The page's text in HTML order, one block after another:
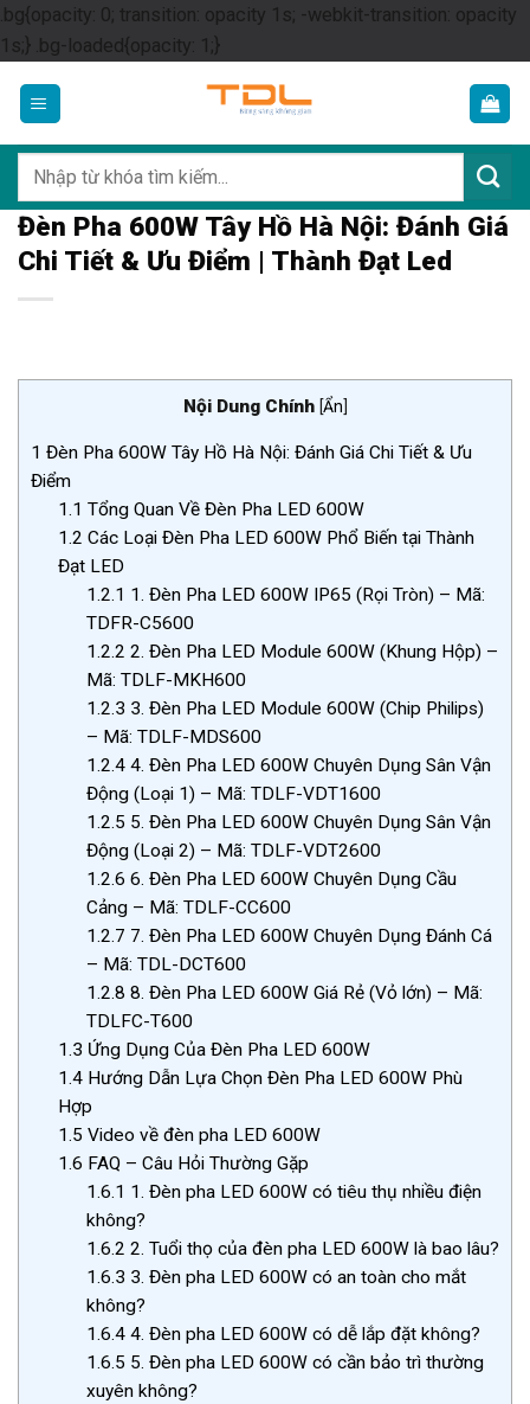
.bg{opacity: 0; transition: opacity 1s; -webkit-transition: opacity
1s;} .bg-loaded{opacity: 1;}Skip
content
kiếm:
Đèn Pha 600W Tây Hồ Hà Nội: Đánh Giá
Chi Tiết & Ưu Điểm | Thành Đạt Led
Nội Dung Chính [Ẩn]
1 Đèn Pha 600W Tây Hồ Hà Nội: Đánh Giá Chi Tiết & Ưu
Điểm
1.1 Tổng Quan Về Đèn Pha LED 600W
1.2 Các Loại Đèn Pha LED 600W Phổ Biến tại Thành
Đạt LED
1.2.1 1. Đèn Pha LED 600W IP65 (Rọi Tròn) – Mã:
TDFR-C5600
1.2.2 2. Đèn Pha LED Module 600W (Khung Hộp) –
Mã: TDLF-MKH600
1.2.3 3. Đèn Pha LED Module 600W (Chip Philips)
– Mã: TDLF-MDS600
1.2.44. Đèn Pha LED 600W Chuyên Dụng Sân Vận
Động (Loại 1) – Mã: TDLF-VDT1600
1.2.5 5. Đèn Pha LED 600W Chuyên Dụng Sân Vận
Động (Loại 2) – Mã: TDLF-VDT2600
1.2.6 6. Đèn Pha LED 600W Chuyên Dụng Cầu
Cảng – Mã: TDLF-CC600
1.2.7 7. Đèn Pha LED 600W Chuyên Dụng Đánh Cá
– Mã: TDL-DCT600
1.2.8 8. Đèn Pha LED 600W Giá Rẻ (Vỏ lớn) – Mã:
TDLFC-T600
1.3 Ứng Dụng Của Đèn Pha LED 600W
1.4 Hướng Dẫn Lựa Chọn Đèn Pha LED 600W Phù
Hợp
1.5 Video về đèn pha LED 600W
1.6 FAQ – Câu Hỏi Thường Gặp
1.6.1 1. Đèn pha LED 600W có tiêu thụ nhiều điện
không?
1.6.2 2. Tuổi thọ của đèn pha LED 600W là bao lâu?
1.6.3 3. Đèn pha LED 600W có an toàn cho mắt
không?
1.6.44. Đèn pha LED 600W có dễ lắp đặt không?
1.6.5 5. Đèn pha LED 600W có cần bảo trì thường
xuyên không?